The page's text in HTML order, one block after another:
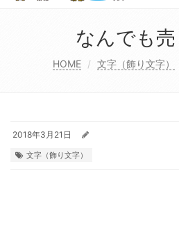
なんでも
HOME 文字（飾り文字）
2018年3月21日
文字（飾り文字）